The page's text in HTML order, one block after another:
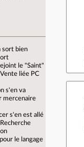
sort bien
le "Saint"
Vente liée PC
s'en va
mercenaire
s'en est allé
Recherche
le langage